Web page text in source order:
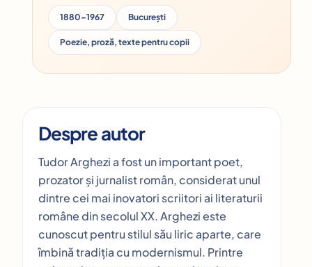
1880–1967 București
Poezie, proză, texte pentru copii
Despre autor
Tudor Arghezi a fost un important poet,
prozator și jurnalist român, considerat unul
dintre cei mai inovatori scriitori ai literaturii
române din secolul XX. Arghezi este
cunoscut pentru stilul său liric aparte, care
îmbină tradiția cu modernismul. Printre